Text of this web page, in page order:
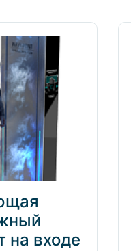
на входе